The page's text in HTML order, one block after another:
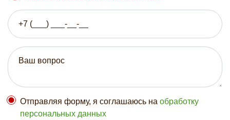
Отправляя форму, я соглашаюсь на обработку
персональных данных